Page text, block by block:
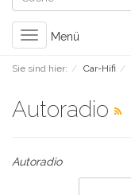
Toggle
navigation
Menü
Sie sind hier: Car-Hifi
Autoradio
Autoradio